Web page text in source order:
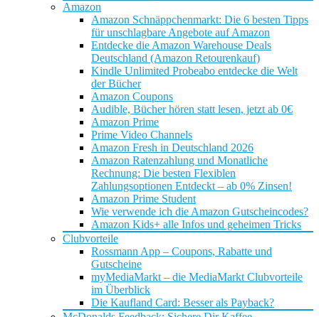
Amazon
Amazon Schnäppchenmarkt: Die 6 besten Tipps
für unschlagbare Angebote auf Amazon
Entdecke die Amazon Warehouse Deals
Deutschland (Amazon Retourenkauf)
Kindle Unlimited Probeabo entdecke die Welt
der Bücher
Amazon Coupons
Audible, Bücher hören statt lesen, jetzt ab 0€
Amazon Prime
Prime Video Channels
Amazon Fresh in Deutschland 2026
Amazon Ratenzahlung und Monatliche
Rechnung: Die besten Flexiblen
Zahlungsoptionen Entdeckt – ab 0% Zinsen!
Amazon Prime Student
Wie verwende ich die Amazon Gutscheincodes?
Amazon Kids+ alle Infos und geheimen Tricks
Clubvorteile
Rossmann App – Coupons, Rabatte und
Gutscheine
myMediaMarkt – die MediaMarkt Clubvorteile
im Überblick
Die Kaufland Card: Besser als Payback?